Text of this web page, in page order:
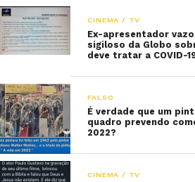
CINEMA / TV
Ex-apresentador
sigiloso da Globo
deve tratar a COVID-
FALSO
É verdade que um
quadro prevendo
2022?
CINEMA / TV